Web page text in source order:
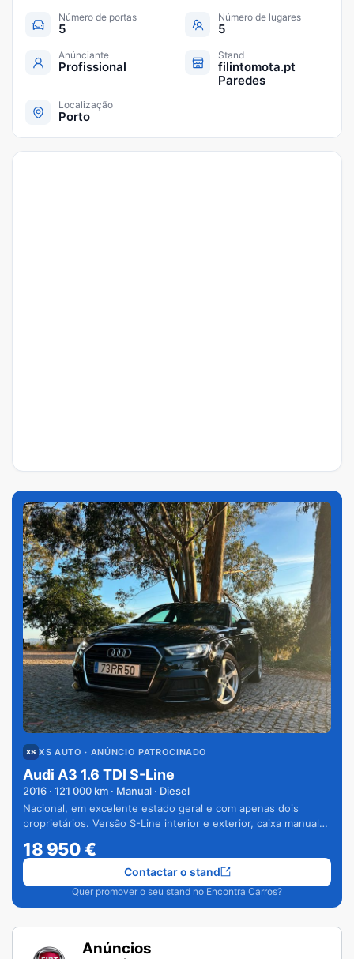
Número de portas
5
Número de lugares
5
Anúnciante
Profissional
Stand
filintomota.pt
Paredes
Localização
Porto
XS AUTO · ANÚNCIO PATROCINADO
Audi A3 1.6 TDI S-Line
2016 · 121 000 km · Manual · Diesel
Nacional, em excelente estado geral e com apenas dois
proprietários. Versão S-Line interior e exterior, caixa manual
18 950€
Quer promover o seu stand no Encontra Carros?
Contactar o stand
Anúncios